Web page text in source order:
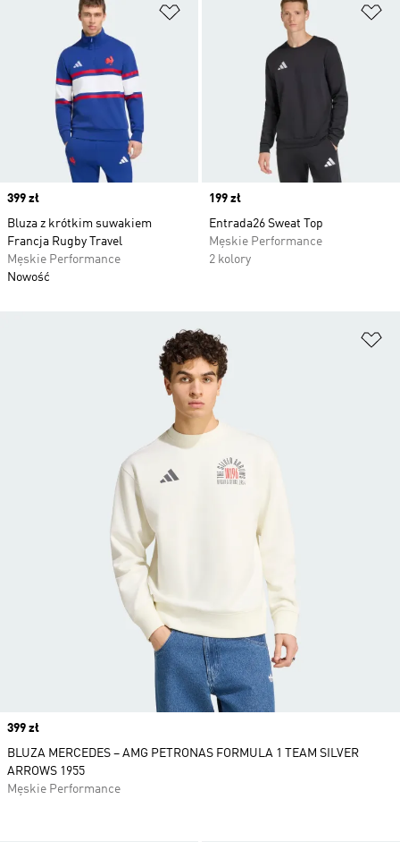
Dodaj do listy życzeń
Price
399 zł
Bluza z krótkim suwakiem
Francja Rugby Travel
Męskie Performance
Nowość
Price
199 zł
Entrada26 Sweat Top
Męskie Performance
2 kolory
Price
399 zł
BLUZA MERCEDES – AMG PETRONAS FORMULA 1 TEAM SILVER
ARROWS 1955
Męskie Performance